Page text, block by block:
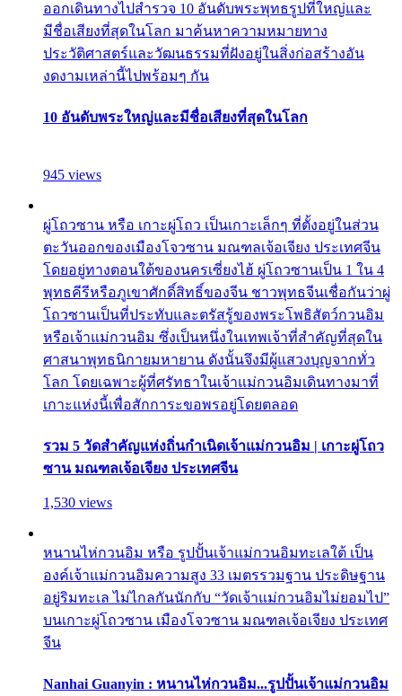
ออกเดินทางไปสำรวจ 10 อันดับพระพุทธรูปที่ใหญ่และ
มีชื่อเสียงที่สุดในโลก มาค้นหาความหมายทาง
ประวัติศาสตร์และวัฒนธรรมที่ฝังอยู่ในสิ่งก่อสร้างอัน
งดงามเหล่านี้ไปพร้อมๆ กัน
10 อันดับพระใหญ่และมีชื่อเสียงที่สุดในโลก
945 views
ผู่โถวซาน หรือ เกาะผู่โถว เป็นเกาะเล็กๆ ที่ตั้งอยู่ในส่วน
ตะวันออกของเมืองโจวซาน มณฑลเจ้อเจียง ประเทศจีน
โดยอยู่ทางตอนใต้ของนครเซี่ยงไฮ้ ผู่โถวซานเป็น 1 ใน 4
พุทธคีรีหรือภูเขาศักดิ์สิทธิ์ของจีน ชาวพุทธจีนเชื่อกันว่าผู่
โถวซานเป็นที่ประทับและตรัสรู้ของพระโพธิสัตว์กวนอิม
หรือเจ้าแม่กวนอิม ซึ่งเป็นหนึ่งในเทพเจ้าที่สำคัญที่สุดใน
ศาสนาพุทธนิกายมหายาน ดังนั้นจึงมีผู้แสวงบุญจากทั่ว
โลก โดยเฉพาะผู้ที่ศรัทธาในเจ้าแม่กวนอิมเดินทางมาที่
เกาะแห่งนี้เพื่อสักการะขอพรอยู่โดยตลอด
รวม 5 วัดสำคัญแห่งถิ่นกำเนิดเจ้าแม่กวนอิม | เกาะผู่โถว
ซาน มณฑลเจ้อเจียง ประเทศจีน
1,530 views
หนานไห่กวนอิม หรือ รูปปั้นเจ้าแม่กวนอิมทะเลใต้ เป็น
องค์เจ้าแม่กวนอิมความสูง 33 เมตรรวมฐาน ประดิษฐาน
อยู่ริมทะเล ไม่ไกลกันนักกับ “วัดเจ้าแม่กวนอิมไม่ยอมไป”
บนเกาะผู่โถวซาน เมืองโจวซาน มณฑลเจ้อเจียง ประเทศ
จีน
Nanhai Guanyin : หนานไห่กวนอิม...รูปปั้นเจ้าแม่กวนอิม